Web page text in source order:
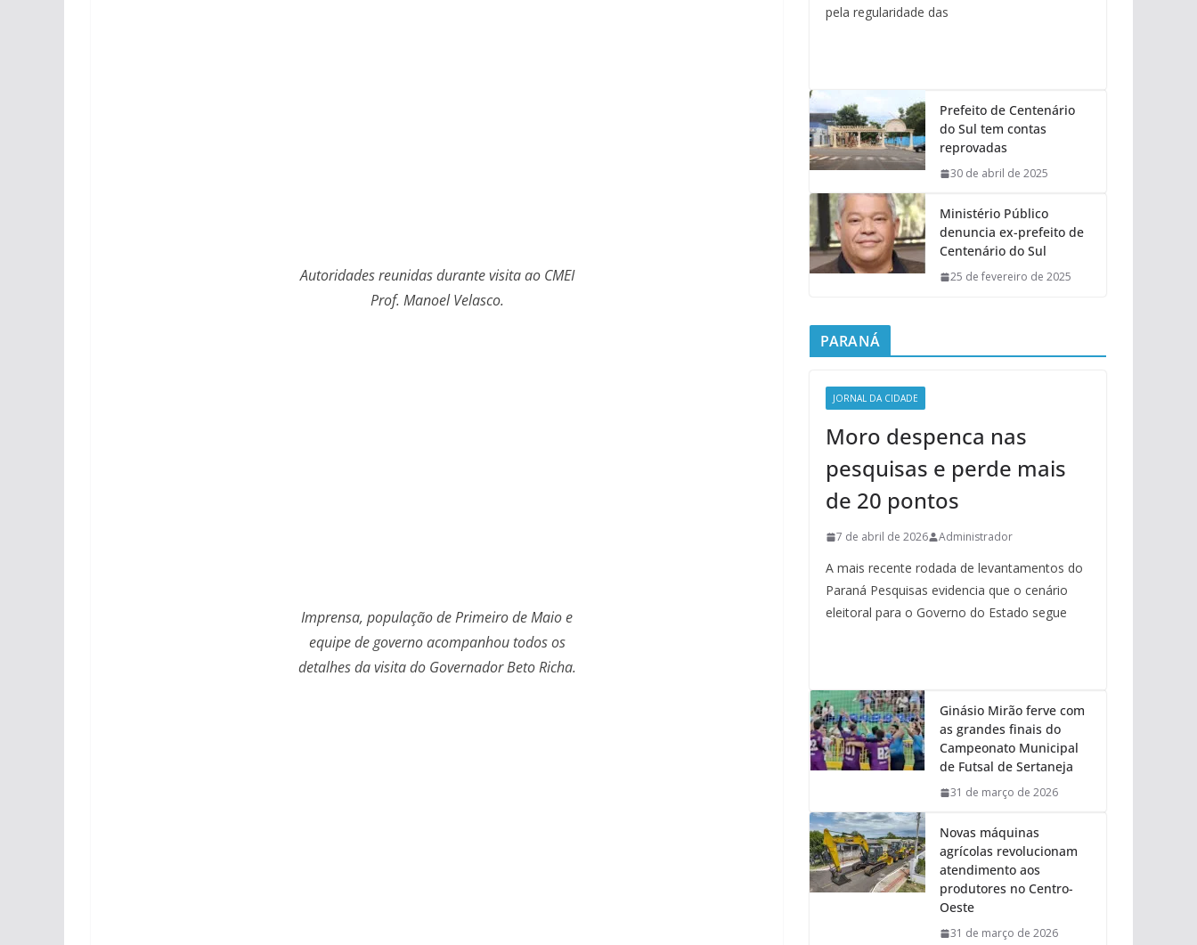
Autoridades reunidas durante visita ao CMEI
Prof. Manoel Velasco.
Imprensa, população de Primeiro de Maio e
equipe de governo acompanhou todos os
detalhes da visita do Governador Beto Richa.
pela regularidade das
Prefeito de Centenário
do Sul tem contas
reprovadas
30 de abril de 2025
Ministério Público
denuncia ex-prefeito de
Centenário do Sul
25 de fevereiro de 2025
PARANÁ
JORNAL DA CIDADE
Moro despenca nas
pesquisas e perde mais
de 20 pontos
7 de abril de 2026 Administrador
A mais recente rodada de levantamentos do
Paraná Pesquisas evidencia que o cenário
eleitoral para o Governo do Estado segue
Ginásio Mirão ferve com
as grandes finais do
Campeonato Municipal
de Futsal de Sertaneja
31 de março de 2026
Novas máquinas
agrícolas revolucionam
atendimento aos
produtores no Centro-
Oeste
31 de março de 2026